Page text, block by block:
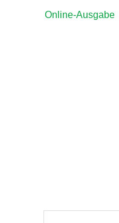
Online-Ausgabe